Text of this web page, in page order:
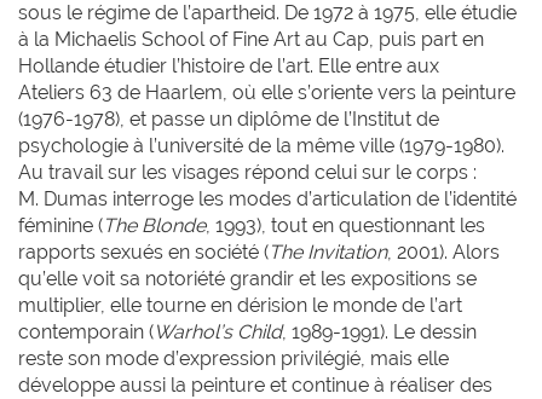
sous le régime de l’apartheid. De 1972 à 1975, elle étudie
à la Michaelis School of Fine Art au Cap, puis part en
Hollande étudier l’histoire de l’art. Elle entre aux
Ateliers 63 de Haarlem, où elle s’oriente vers la peinture
(1976-1978), et passe un diplôme de l’Institut de
psychologie à l’université de la même ville (1979-1980).
Au travail sur les visages répond celui sur le corps :
M. Dumas interroge les modes d’articulation de l’identité
féminine (The Blonde, 1993), tout en questionnant les
rapports sexués en société (The Invitation, 2001). Alors
qu’elle voit sa notoriété grandir et les expositions se
multiplier, elle tourne en dérision le monde de l’art
contemporain (Warhol’s Child, 1989-1991). Le dessin
reste son mode d’expression privilégié, mais elle
développe aussi la peinture et continue à réaliser des